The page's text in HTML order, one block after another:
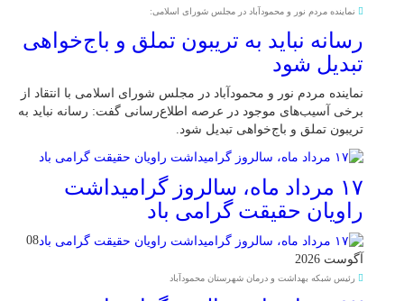
نماینده مردم نور و محمودآباد در مجلس شورای اسلامی:
رسانه نباید به تریبون تملق و باج‌خواهی
تبدیل شود
نماینده مردم نور و محمودآباد در مجلس شورای اسلامی با انتقاد از
برخی آسیب‌های موجود در عرصه اطلاع‌رسانی گفت: رسانه نباید به
تریبون تملق و باج‌خواهی تبدیل شود.
۱۷ مرداد ماه، سالروز گرامیداشت
راویان حقیقت گرامی باد
08
آگوست 2026
رئیس شبکه بهداشت و درمان شهرستان محمودآباد